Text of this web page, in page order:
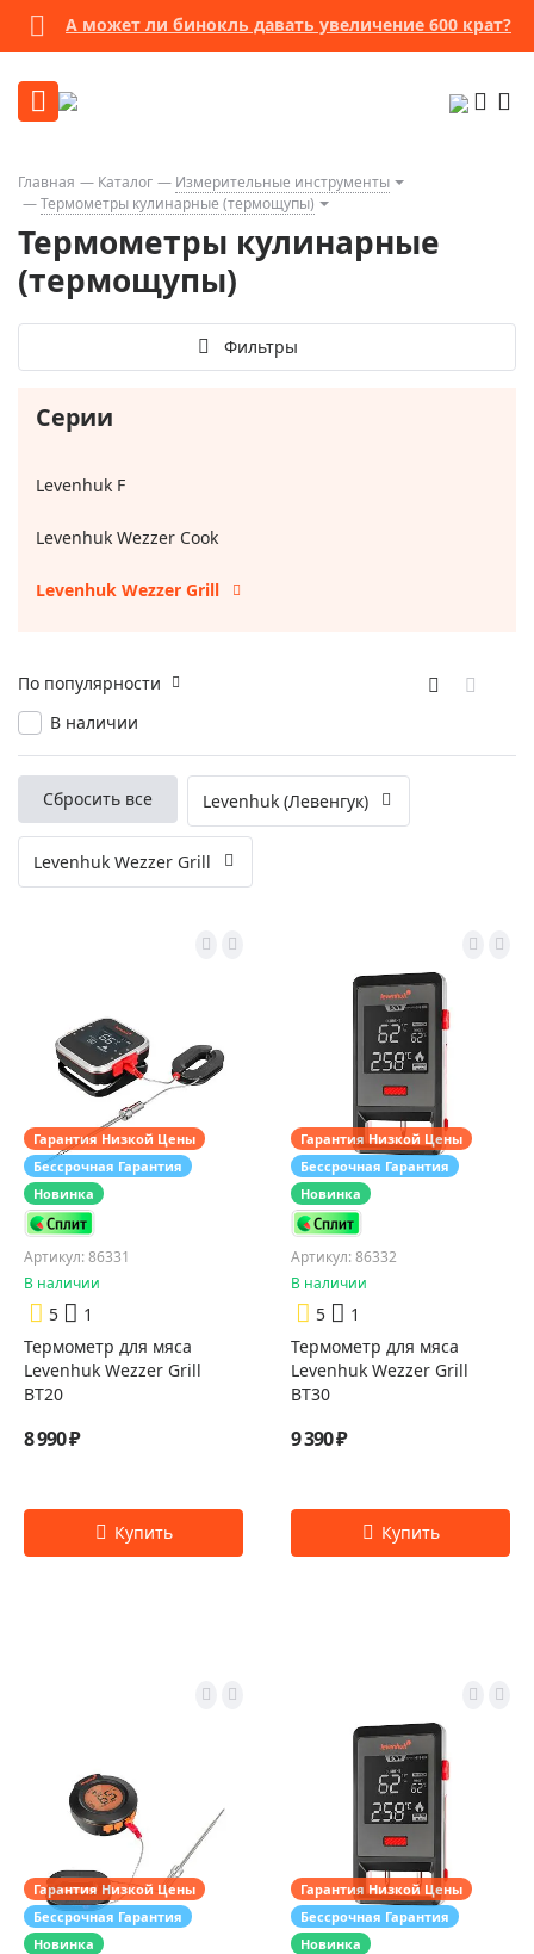
А может ли бинокль давать увеличение 600 крат?
Главная Каталог
Измерительные инструменты
Термометры кулинарные (термощупы)
Термометры кулинарные
(термощупы)
Фильтры
Серии
Levenhuk F
Levenhuk Wezzer Cook
Levenhuk Wezzer Grill
В наличии
По популярности
Сбросить все Levenhuk (Левенгук)
Levenhuk Wezzer Grill
Гарантия Низкой Цены
Бессрочная Гарантия
Новинка
Артикул: 86331
В наличии
5
1
Термометр для мяса
Levenhuk Wezzer Grill
BT20
8 990 ₽
Гарантия Низкой Цены
Бессрочная Гарантия
Новинка
Артикул: 86332
В наличии
5
1
Термометр для мяса
Levenhuk Wezzer Grill
BT30
9 390 ₽
Гарантия Низкой Цены
Бессрочная Гарантия
Новинка
Гарантия Низкой Цены
Бессрочная Гарантия
Новинка